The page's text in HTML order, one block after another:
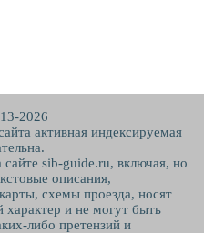
2026
активная индексируемая
sib-guide.ru, включая, но
описания,
схемы проезда, носят
характер и не могут быть
либо претензий и